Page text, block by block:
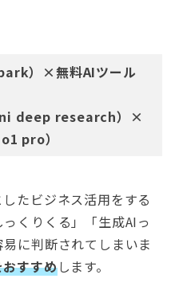
）×無料AIツール
deep research）×
pro）
たビジネス活用をする
くりくる」「生成AIっ
に判断されてしまいま
すすめします。